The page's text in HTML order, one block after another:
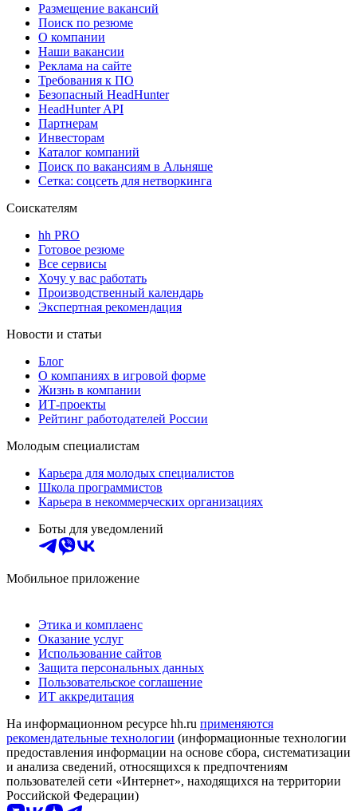
Размещение вакансий
Поиск по резюме
О компании
Наши вакансии
Реклама на сайте
Требования к ПО
Безопасный HeadHunter
HeadHunter API
Партнерам
Инвесторам
Каталог компаний
Поиск по вакансиям в Альняше
Сетка: соцсеть для нетворкинга
Соискателям
hh PRO
Готовое резюме
Все сервисы
Хочу у вас работать
Производственный календарь
Экспертная рекомендация
Новости и статьи
Блог
О компаниях в игровой форме
Жизнь в компании
ИТ-проекты
Рейтинг работодателей России
Молодым специалистам
Карьера для молодых специалистов
Школа программистов
Карьера в некоммерческих организациях
Боты для уведомлений
Мобильное приложение
Этика и комплаенс
Оказание услуг
Использование сайтов
Защита персональных данных
Пользовательское соглашение
ИТ аккредитация
На информационном ресурсе hh.ru применяются
рекомендательные технологии (информационные технологии
предоставления информации на основе сбора, систематизации
и анализа сведений, относящихся к предпочтениям
пользователей сети «Интернет», находящихся на территории
Российской Федерации)